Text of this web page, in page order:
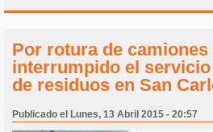
Por rotura de camiones
interrumpido el
de residuos en San
Publicado el Lunes, 13 Abril 2015 - 20:57